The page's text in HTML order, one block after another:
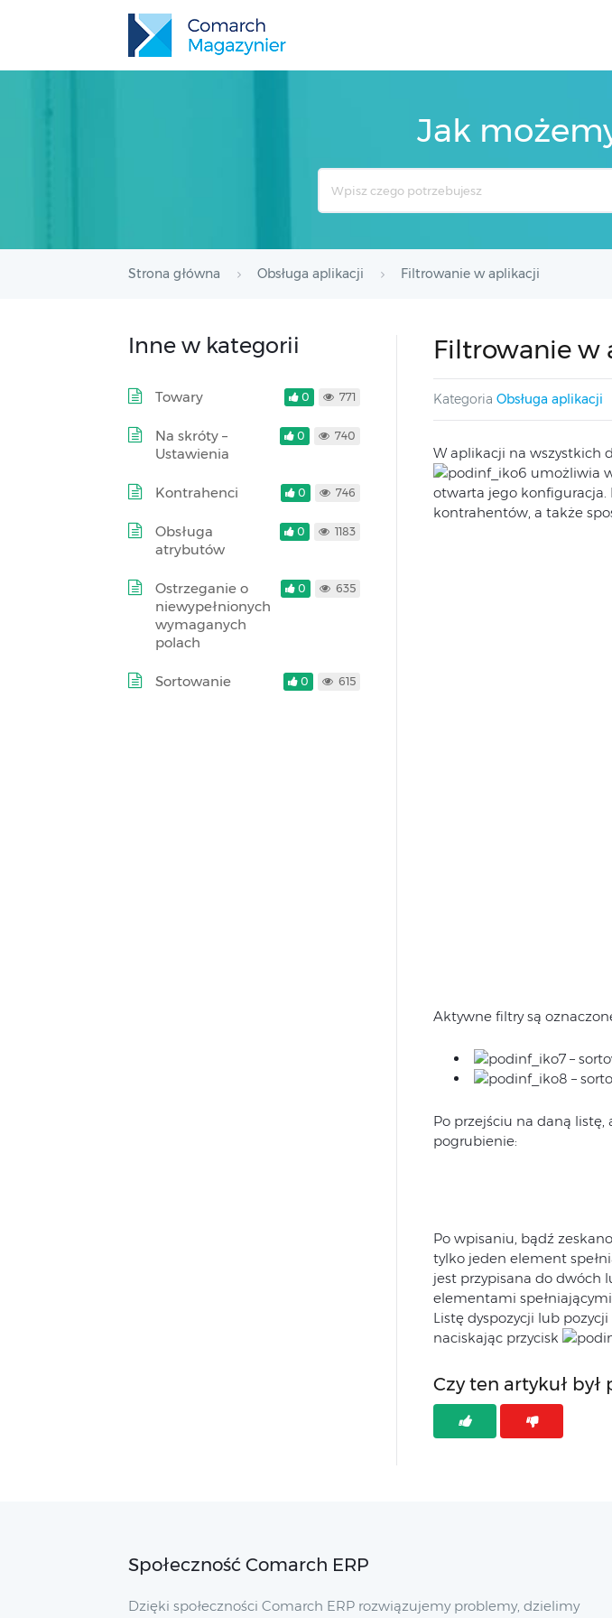
Jak
Strona główna Obsługa aplikacji Filtrowanie w aplikacji
Filtrowanie w
Kategoria Obsługa aplikacji
W aplikacji na wszystkich
umożliwia
otwarta jego konfiguracja.
kontrahentów, a także
Aktywne filtry są
–
–
Po przejściu na daną
pogrubienie:
Po wpisaniu, bądź
tylko jeden element
jest przypisana do dwóch
elementami
Listę dyspozycji lub
naciskając przycisk
Czy ten artykuł był
Inne w kategorii
Towary 0 771
Na skróty –
Ustawienia
0 740
Kontrahenci 0 746
Obsługa
atrybutów
0 1183
Ostrzeganie o
niewypełnionych
wymaganych
polach
0 635
Sortowanie 0 615
Społeczność Comarch ERP
Dzięki społeczności Comarch ERP rozwiązujemy problemy, dzielimy